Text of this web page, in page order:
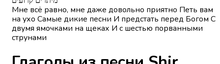
Мне всё равно, мне даже довольно приятно Петь вам
на ухо Самые дикие песни И предстать перед Богом С
двумя ямочками на щеках И с шестью порванными
струнами